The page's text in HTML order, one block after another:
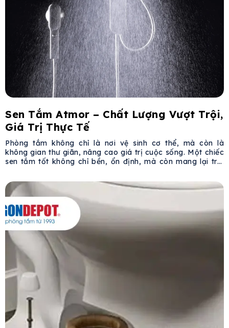
Sen Tắm Atmor – Chất Lượng Vượt Trội,
Giá Trị Thực Tế
Phòng tắm không chỉ là nơi vệ sinh cơ thể, mà còn là
không gian thư giãn, nâng cao giá trị cuộc sống. Một chiếc
sen tắm tốt không chỉ bền, ổn định, mà còn mang lại trải
ứng tất cả những tiêu